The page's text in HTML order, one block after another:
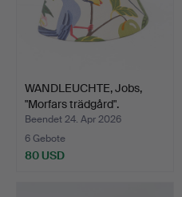
WANDLEUCHTE, Jobs,
"Morfars trädgård".
Beendet 24. Apr 2026
6 Gebote
80 USD